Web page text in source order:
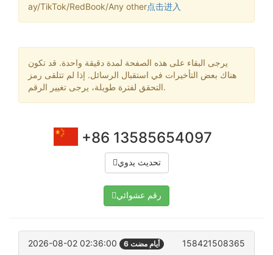
ay/TikTok/RedBook/Any other点击进入
يرجى البقاء على هذه الصفحة لمدة دقيقة واحدة. قد تكون
هناك بعض التأخيرات في استقبال الرسائل. إذا لم تتلقى رمز
التحقق لفترة طويلة، يرجى تغيير الرقم.
+86 13585654097
تحديث يدوي
رقم عشوائي
2026-08-02 02:36:00 6 أيام مضت 158421508365